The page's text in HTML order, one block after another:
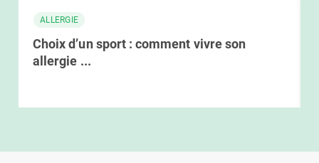
ALLERGIE
Choix d’un sport : comment vivre son
allergie ...